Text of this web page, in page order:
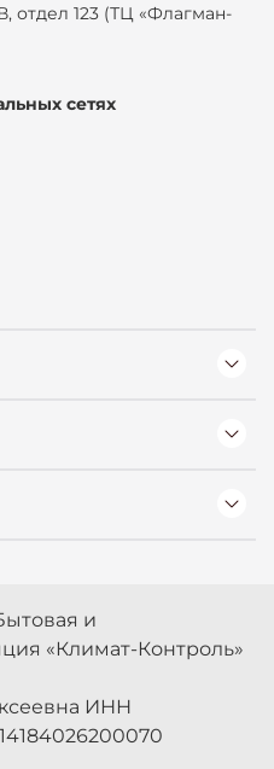
отдел 123 (ТЦ «Флагман-
сетях
и
«Климат-Контроль»
ИНН